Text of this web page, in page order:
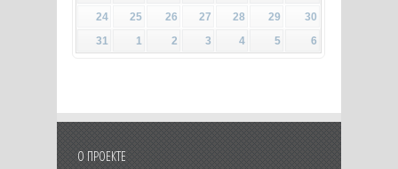
24
25 26 27 28 29
30
31
1 2 3 4 5 6
О ПРОЕКТЕ